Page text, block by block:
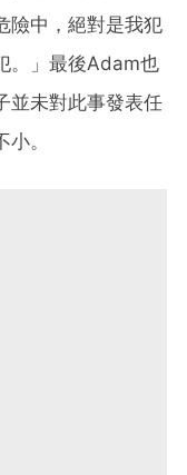
險中，絕對是我犯
。」最後Adam也
並未對此事發表任
。